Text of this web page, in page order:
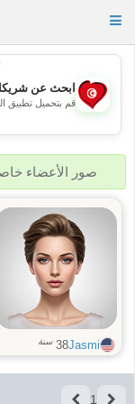
Toggle
💕
ابحث عن
قم بتحميل تطبيق
صور الأعضاء
Jasmi
38 سنة
1